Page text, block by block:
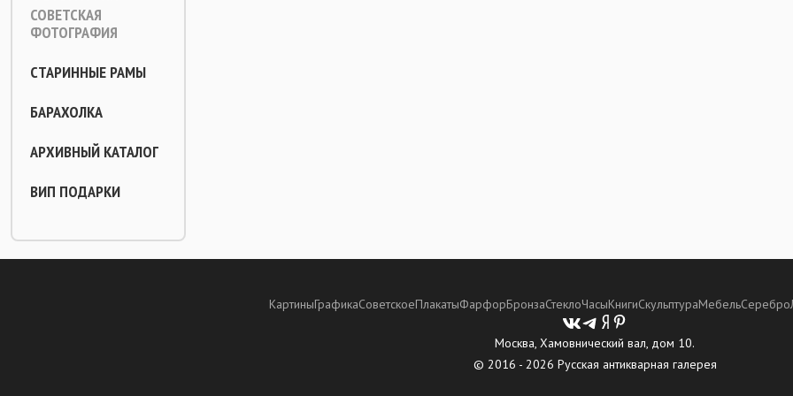
СОВЕТСКАЯ
ФОТОГРАФИЯ
СТАРИННЫЕ РАМЫ
БАРАХОЛКА
АРХИВНЫЙ КАТАЛОГ
ВИП ПОДАРКИ
КартиныГрафикаСоветскоеПлакатыФарфорБронзаСтеклоЧасыКнигиСкульптураМебельСеребро
Москва, Хамовнический вал, дом 10.
© 2016 - 2026 Русская антикварная галерея